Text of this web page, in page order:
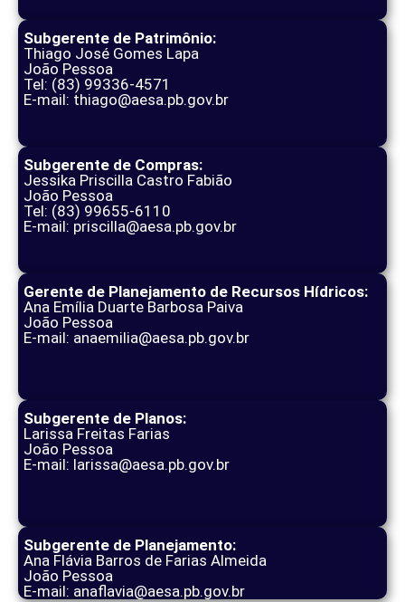
Subgerente de Patrimônio:
Thiago José Gomes Lapa
João Pessoa
Tel: (83) 99336-4571
E-mail: thiago@aesa.pb.gov.br
Subgerente de Compras:
Jessika Priscilla Castro Fabião
João Pessoa
Tel: (83) 99655-6110
E-mail: priscilla@aesa.pb.gov.br
Gerente de Planejamento de Recursos Hídricos:
Ana Emília Duarte Barbosa Paiva
João Pessoa
E-mail: anaemilia@aesa.pb.gov.br
Subgerente de Planos:
Larissa Freitas Farias
João Pessoa
E-mail: larissa@aesa.pb.gov.br
Subgerente de Planejamento:
Ana Flávia Barros de Farias Almeida
João Pessoa
E-mail: anaflavia@aesa.pb.gov.br